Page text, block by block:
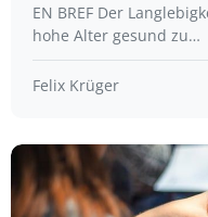
EN BREF Der
hohe Alter gesund zu…
Felix Krüger